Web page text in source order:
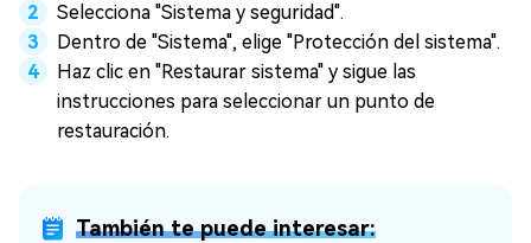
Selecciona "Sistema y seguridad".
Dentro de "Sistema", elige "Protección del sistema".
Haz clic en "Restaurar sistema" y sigue las
instrucciones para seleccionar un punto de
restauración.
También te puede interesar: